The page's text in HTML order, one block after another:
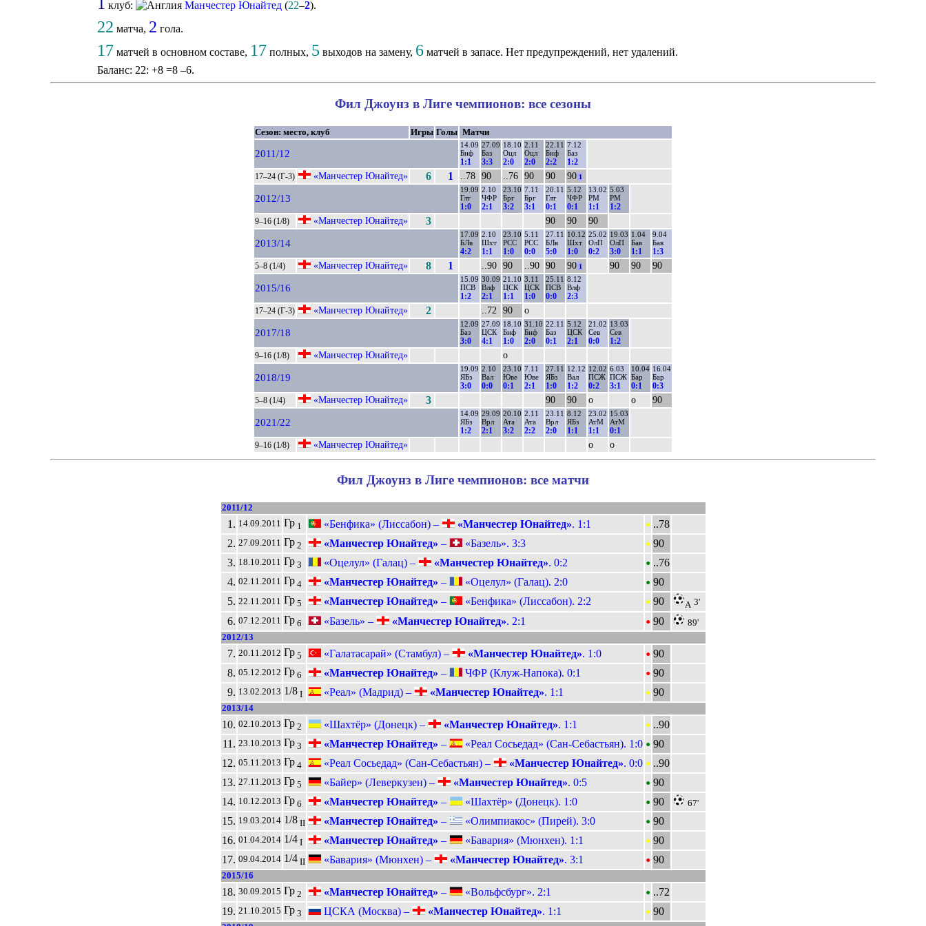
1 клуб: Манчестер Юнайтед(22–2).
22 матча, 2 гола.
17 матчей в основном составе, 17 полных, 5 выходов на замену, 6матчей в запасе. Нет предупреждений, нет удалений.
Баланс: 22: +8 =8 –6.
Фил Джоунз в Лиге чемпионов: все сезоны
Сезон: место, клуб Игры Голы Матчи
2011/12
14.09
Бнф
1:1
27.09
Баз
3:3
18.10
Оцл
2:0
2.11
Оцл
2:0
22.11
Бнф
2:2
7.12
Баз
1:2
17–24 (Г-3) «Манчестер Юнайтед» 6 1 ..78 90 ..76 90 90 90 1
2012/13
19.09
Глт
1:0
2.10
ЧФР
2:1
23.10
Брг
3:2
7.11
Брг
3:1
20.11
Глт
0:1
5.12
ЧФР
0:1
13.02
РМ
1:1
5.03
РМ
1:2
9–16 (1/8) «Манчестер Юнайтед» 3 90 90 90
2013/14
17.09
БЛв
4:2
2.10
Шхт
1:1
23.10
РСС
1:0
5.11
РСС
0:0
27.11
БЛв
5:0
10.12
Шхт
1:0
25.02
ОлП
0:2
19.03
ОлП
3:0
1.04
Бав
1:1
9.04
Бав
1:3
5–8 (1/4) «Манчестер Юнайтед» 8 1 ..90 90 ..90 90 90 1 90 90 90
2015/16
15.09
ПСВ
1:2
30.09
Влф
2:1
21.10
ЦСК
1:1
3.11
ЦСК
1:0
25.11
ПСВ
0:0
8.12
Влф
2:3
17–24 (Г-3) «Манчестер Юнайтед» 2 ..72 90 о
2017/18
12.09
Баз
3:0
27.09
ЦСК
4:1
18.10
Бнф
1:0
31.10
Бнф
2:0
22.11
Баз
0:1
5.12
ЦСК
2:1
21.02
Сев
0:0
13.03
Сев
1:2
9–16 (1/8) «Манчестер Юнайтед» о
2018/19
19.09
ЯБз
3:0
2.10
Вал
0:0
23.10
Юве
0:1
7.11
Юве
2:1
27.11
ЯБз
1:0
12.12
Вал
1:2
12.02
ПСЖ
0:2
6.03
ПСЖ
3:1
10.04
Бар
0:1
16.04
Бар
0:3
5–8 (1/4) «Манчестер Юнайтед» 3 90 90 о о 90
2021/22
14.09
ЯБз
1:2
29.09
Врл
2:1
20.10
Ата
3:2
2.11
Ата
2:2
23.11
Врл
2:0
8.12
ЯБз
1:1
23.02
АтМ
1:1
15.03
АтМ
0:1
9–16 (1/8) «Манчестер Юнайтед» о о
Фил Джоунз в Лиге чемпионов: все матчи
2011/12
1. 14.09.2011 Гр1 «Бенфика» (Лиссабон) – «Манчестер Юнайтед». 1:1 • ..78
2. 27.09.2011 Гр2 «Манчестер Юнайтед» – «Базель». 3:3 • 90
3. 18.10.2011 Гр3 «Оцелул» (Галац) – «Манчестер Юнайтед». 0:2 • ..76
4. 02.11.2011 Гр4 «Манчестер Юнайтед» – «Оцелул» (Галац). 2:0 • 90
5. 22.11.2011 Гр5 «Манчестер Юнайтед» – «Бенфика» (Лиссабон). 2:2 • 90 А 3'
6. 07.12.2011 Гр6 «Базель» – «Манчестер Юнайтед». 2:1 • 90
89'
2012/13
7. 20.11.2012 Гр5 «Галатасарай» (Стамбул) – «Манчестер Юнайтед». 1:0 • 90
8. 05.12.2012 Гр6 «Манчестер Юнайтед» – ЧФР (Клуж-Напока). 0:1 • 90
9. 13.02.2013 1/8I «Реал» (Мадрид) – «Манчестер Юнайтед». 1:1 • 90
2013/14
10. 02.10.2013 Гр2 «Шахтёр» (Донецк) – «Манчестер Юнайтед». 1:1 • ..90
11. 23.10.2013 Гр3 «Манчестер Юнайтед» – «Реал Сосьедад» (Сан-Себастьян). 1:0 • 90
12. 05.11.2013 Гр4 «Реал Сосьедад» (Сан-Себастьян) – «Манчестер Юнайтед». 0:0 • ..90
13. 27.11.2013 Гр5 «Байер» (Леверкузен) – «Манчестер Юнайтед». 0:5 • 90
14. 10.12.2013 Гр6 «Манчестер Юнайтед» – «Шахтёр» (Донецк). 1:0 • 90 67'
15. 19.03.2014 1/8II «Манчестер Юнайтед» – «Олимпиакос» (Пирей). 3:0 • 90
16. 01.04.2014 1/4I «Манчестер Юнайтед» – «Бавария» (Мюнхен). 1:1 • 90
17. 09.04.2014 1/4II «Бавария» (Мюнхен) – «Манчестер Юнайтед». 3:1 • 90
2015/16
18. 30.09.2015 Гр2 «Манчестер Юнайтед» – «Вольфсбург». 2:1 • ..72
19. 21.10.2015 Гр3 ЦСКА (Москва) – «Манчестер Юнайтед». 1:1 • 90